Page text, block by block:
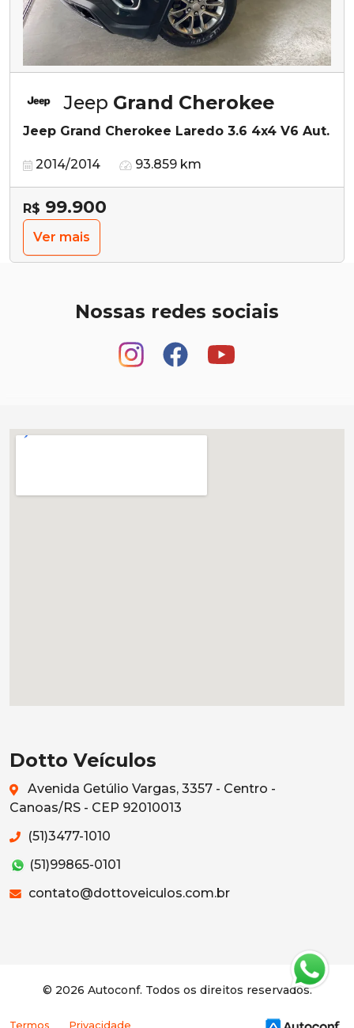
Jeep Grand Cherokee
Jeep Grand Cherokee Laredo 3.6 4x4 V6 Aut.
2014/2014 93.859 km
R$ 99.900
Ver mais
Nossas redes sociais
Dotto Veículos
Avenida Getúlio Vargas, 3357 - Centro -
Canoas/RS - CEP 92010013
(51)3477-1010
(51)99865-0101
contato@dottoveiculos.com.br
© 2026 Autoconf. Todos os direitos reservados.
Termos Privacidade